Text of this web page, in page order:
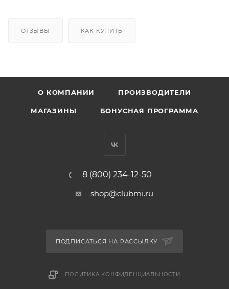
ОТЗЫВЫ КАК КУПИТЬ
О КОМПАНИИ ПРОИЗВОДИТЕЛИ
МАГАЗИНЫ БОНУСНАЯ ПРОГРАММА
8 (800) 234-12-50
shop@clubmi.ru
ПОДПИСАТЬСЯ НА РАССЫЛКУ
ПОЛИТИКА КОНФИДЕНЦИАЛЬНОСТИ